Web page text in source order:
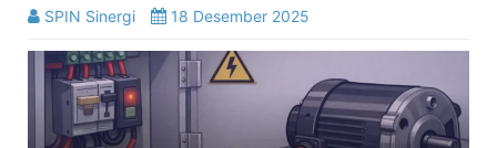
SPIN Sinergi 18 Desember 2025